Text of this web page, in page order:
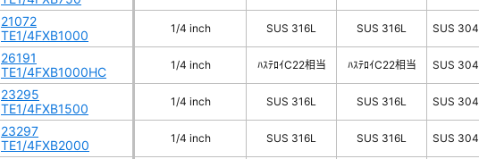
21072
TE1/4FXB1000
1/4 inch SUS 316L SUS 316L SUS 304
26191
TE1/4FXB1000HC
1/4 inch ﾊｽﾃﾛｲC22相当 ﾊｽﾃﾛｲC22相当 SUS 304
23295
TE1/4FXB1500
1/4 inch SUS 316L SUS 316L SUS 304
23297
TE1/4FXB2000
1/4 inch SUS 316L SUS 316L SUS 304